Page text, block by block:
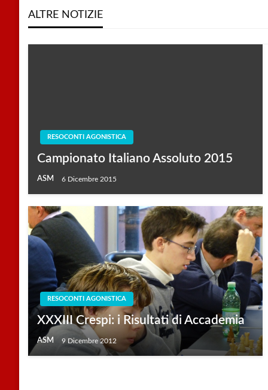
ALTRE NOTIZIE
RESOCONTI AGONISTICA
Campionato Italiano Assoluto 2015
ASM 6 Dicembre 2015
RESOCONTI AGONISTICA
XXXIII Crespi: i Risultati di Accademia
ASM 9 Dicembre 2012